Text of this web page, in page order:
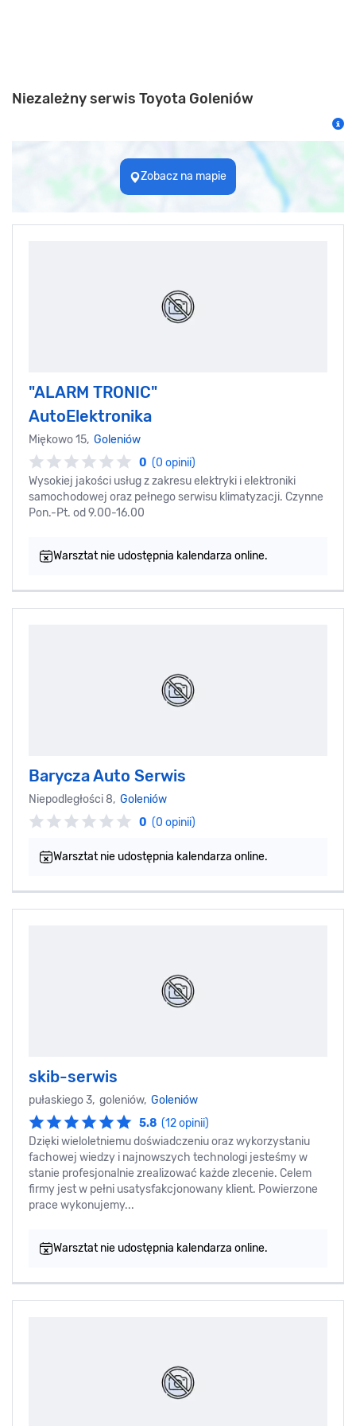
Niezależny serwis Toyota Goleniów
Zobacz na mapie
"ALARM TRONIC"
AutoElektronika
Miękowo 15, Goleniów
0 (0 opinii)
Wysokiej jakości usług z zakresu elektryki i elektroniki
samochodowej oraz pełnego serwisu klimatyzacji. Czynne
Pon.-Pt. od 9.00-16.00
Warsztat nie udostępnia kalendarza online.
Barycza Auto Serwis
Niepodległości 8, Goleniów
0 (0 opinii)
Warsztat nie udostępnia kalendarza online.
skib-serwis
pułaskiego 3, goleniów, Goleniów
5.8 (12 opinii)
Dzięki wieloletniemu doświadczeniu oraz wykorzystaniu
fachowej wiedzy i najnowszych technologi jesteśmy w
stanie profesjonalnie zrealizować każde zlecenie. Celem
firmy jest w pełni usatysfakcjonowany klient. Powierzone
prace wykonujemy...
Warsztat nie udostępnia kalendarza online.